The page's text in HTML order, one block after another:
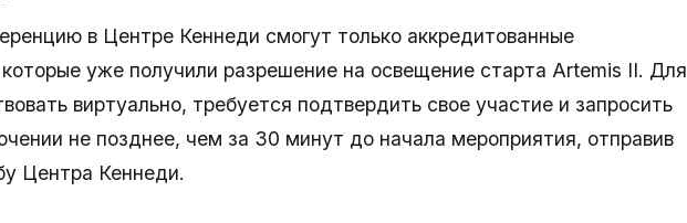
в Центре Кеннеди смогут только аккредитованные
уже получили разрешение на освещение старта Artemis II. Для
виртуально, требуется подтвердить свое участие и запросить
не позднее, чем за 30 минут до начала мероприятия, отправив
Центра Кеннеди.